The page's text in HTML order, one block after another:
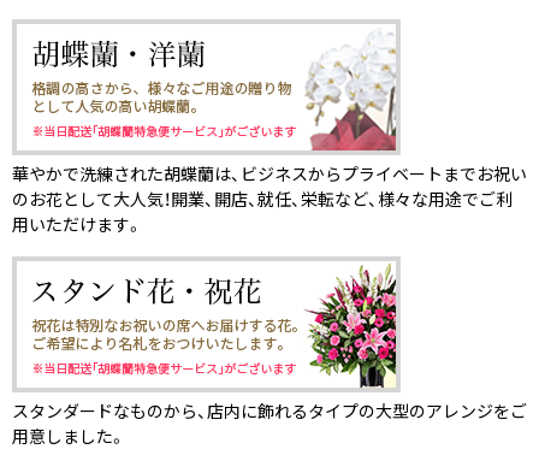
華やかで洗練された胡蝶蘭は、ビジネスからプライベートまでお祝い
のお花として大人気！開業、開店、就任、栄転など、様々な用途でご利
用いただけます。
スタンダードなものから、店内に飾れるタイプの大型のアレンジをご
用意しました。